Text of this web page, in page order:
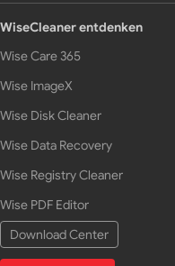
WiseCleaner entdenken
Wise Care 365
Wise ImageX
Wise Disk Cleaner
Wise Data Recovery
Wise Registry Cleaner
Wise PDF Editor
Download Center